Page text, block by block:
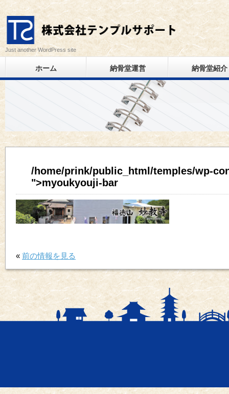
Just another WordPress site
ホーム 納骨堂運営 納骨堂紹介
/home/prink/public_html/temples/wp-
">myoukyouji-bar
« 前の情報を見る